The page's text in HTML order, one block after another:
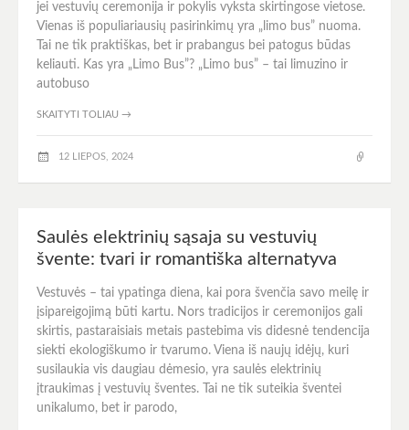
jei vestuvių ceremonija ir pokylis vyksta skirtingose vietose.
Vienas iš populiariausių pasirinkimų yra „limo bus” nuoma.
Tai ne tik praktiškas, bet ir prabangus bei patogus būdas
keliauti. Kas yra „Limo Bus”? „Limo bus” – tai limuzino ir
autobuso
SKAITYTI TOLIAU →
12 LIEPOS, 2024
Saulės elektrinių sąsaja su vestuvių
švente: tvari ir romantiška alternatyva
Vestuvės – tai ypatinga diena, kai pora švenčia savo meilę ir
įsipareigojimą būti kartu. Nors tradicijos ir ceremonijos gali
skirtis, pastaraisiais metais pastebima vis didesnė tendencija
siekti ekologiškumo ir tvarumo. Viena iš naujų idėjų, kuri
susilaukia vis daugiau dėmesio, yra saulės elektrinių
įtraukimas į vestuvių šventes. Tai ne tik suteikia šventei
unikalumo, bet ir parodo,